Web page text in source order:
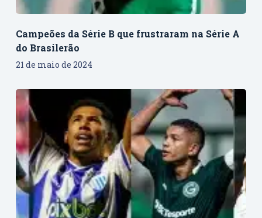
Campeões da Série B que frustraram na Série A
do Brasilerão
21 de maio de 2024